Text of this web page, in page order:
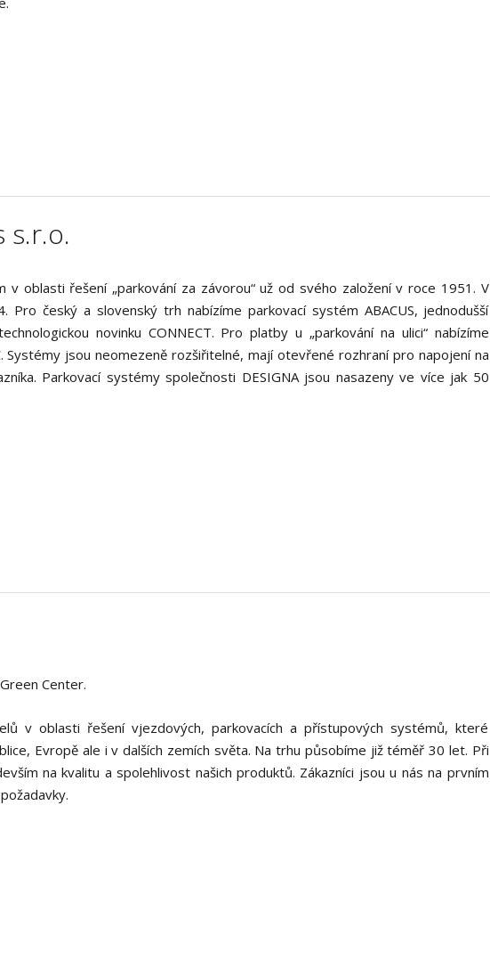
s.r.o.
v oblasti řešení „parkování za závorou“ už od svého založení v roce 1951. V
český a slovenský trh nabízíme parkovací systém ABACUS, jednodušší
novinku CONNECT. Pro platby u „parkování na ulici“ nabízíme
Systémy jsou neomezeně rozšiřitelné, mají otevřené rozhraní pro napojení na
Parkovací systémy společnosti DESIGNA jsou nasazeny ve více jak 50
Center.
v oblasti řešení vjezdových, parkovacích a přístupových systémů, které
Evropě ale i v dalších zemích světa. Na trhu působíme již téměř 30 let. Při
na kvalitu a spolehlivost našich produktů. Zákazníci jsou u nás na prvním